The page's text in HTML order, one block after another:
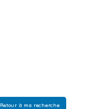
Retour à ma recherche